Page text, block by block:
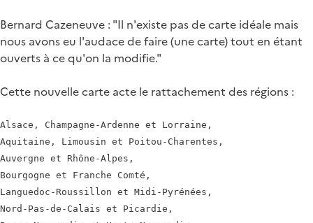
Bernard Cazeneuve : "Il n'existe pas de carte idéale mais
nous avons eu l'audace de faire (une carte) tout en étant
ouverts à ce qu'on la modifie."
Cette nouvelle carte acte le rattachement des régions :
Alsace, Champagne-Ardenne et Lorraine,
Aquitaine, Limousin et Poitou-Charentes,
Auvergne et Rhône-Alpes,
Bourgogne et Franche Comté,
Languedoc-Roussillon et Midi-Pyrénées,
Nord-Pas-de-Calais et Picardie,